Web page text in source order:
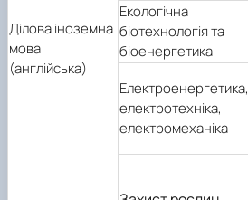
Ділова іноземна
мова
(англійська)
Екологічна
біотехнологія та
біоенергетика
Електроенергетика,
електротехніка,
електромеханіка